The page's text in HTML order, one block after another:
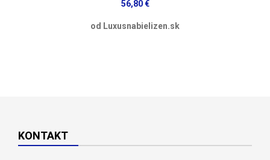
56,80 €
od Luxusnabielizen.sk
KONTAKT